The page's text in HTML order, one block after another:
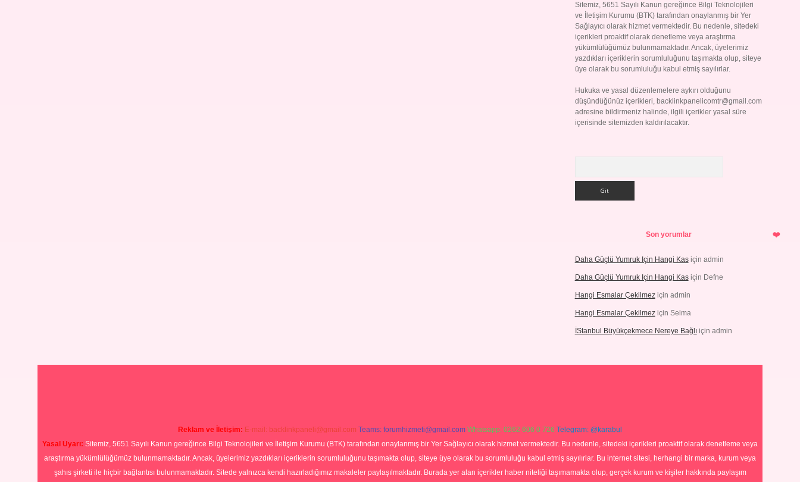
Sitemiz, 5651 Sayılı Kanun gereğince Bilgi Teknolojileri
ve İletişim Kurumu (BTK) tarafından onaylanmış bir Yer
Sağlayıcı olarak hizmet vermektedir. Bu nedenle, sitedeki
içerikleri proaktif olarak denetleme veya araştırma
yükümlülüğümüz bulunmamaktadır. Ancak, üyelerimiz
yazdıkları içeriklerin sorumluluğunu taşımakta olup, siteye
üye olarak bu sorumluluğu kabul etmiş sayılırlar.
Hukuka ve yasal düzenlemelere aykırı olduğunu
düşündüğünüz içerikleri, backlinkpanelicomtr@gmail.com
adresine bildirmeniz halinde, ilgili içerikler yasal süre
içerisinde sitemizden kaldırılacaktır.
Son yorumlar
Daha Güçlü Yumruk Için Hangi Kasiçin admin
Daha Güçlü Yumruk Için Hangi Kasiçin Defne
Hangi Esmalar Çekilmeziçin admin
Hangi Esmalar Çekilmeziçin Selma
İStanbul Büyükçekmece Nereye Bağlıiçin admin
Reklam ve İletişim: E-mail: backlinkpaneli@gmail.com Teams: forumhizmeti@gmail.com Whatsapp: 0262 606 0 726 Telegram: @karabul
Yasal Uyarı: Sitemiz, 5651 Sayılı Kanun gereğince Bilgi Teknolojileri ve İletişim Kurumu (BTK) tarafından onaylanmış bir Yer Sağlayıcı olarak hizmet vermektedir. Bu nedenle, sitedeki içerikleri proaktif olarak denetleme veya
araştırma yükümlülüğümüz bulunmamaktadır. Ancak, üyelerimiz yazdıkları içeriklerin sorumluluğunu taşımakta olup, siteye üye olarak bu sorumluluğu kabul etmiş sayılırlar. Bu internet sitesi, herhangi bir marka, kurum veya
şahıs şirketi ile hiçbir bağlantısı bulunmamaktadır. Sitede yalnızca kendi hazırladığımız makaleler paylaşılmaktadır. Burada yer alan içerikler haber niteliği taşımamakta olup, gerçek kurum ve kişiler hakkında paylaşım